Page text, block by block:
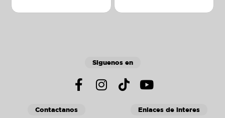
Siguenos en
Contactanos Enlaces de interes